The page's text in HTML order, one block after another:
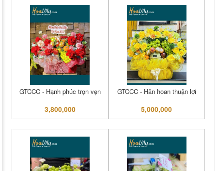
GTCCC - Hạnh phúc trọn vẹn
3,800,000
GTCCC - Hân hoan thuận lợi
5,000,000